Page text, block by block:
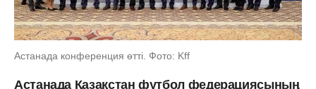
Астанада конференция өтті. Фото: Kff
Астанада Қазақстан футбол федерациясының